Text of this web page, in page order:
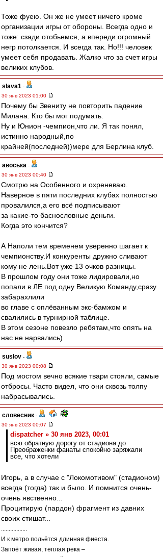
Тоже фуею. Он же не умеет ничего кроме
организации игры от обороны. Всегда одно и
тоже: сзади отобьемся, а впереди огромный
негр потолкается. И всегда так. Но!!! человек
умеет себя продавать. Жалко что за счет игры
великих клубов.
slava1 -
30 янв 2023 01:00
Почему бы Звениту не повторить падение
Милана. Кто бы мог подумать.
Ну и Юнион -чемпион,что ли. Я так понял,
истинно народный,по
крайней(последней))мере для Берлина клуб.
авоська -
30 янв 2023 00:40
Смотрю на Особенного и охреневаю.
Наверное в пяти последних клубах полностью
провалился,а его всё подписывают
за какие-то баснословные деньги.
Когда это кончится?
А Наполи тем временем уверенно шагает к
чемпионству.И конкуренты дружно сливают
кому не лень.Вот уже 13 очков разницы.
В прошлом году они тоже лидировали,но
попали в ЛЕ под одну Великую Команду,сразу
забарахлили
во главе с оплёванным экс-бамжом и
свалились в турнирной таблице.
В этом сезоне повезло ребятам,что опять на
нас не нарвались)
suslov -
30 янв 2023 00:08
Под мостом вечно всякие твари стояли, самые
отбросы. Часто видел, что они сквозь толпу
набрасывались.
словесник -
30 янв 2023 00:07
dispatcher » 30 янв 2023, 00:01
всю обратную дорогу от стадиона до
Преображенки фанаты спокойно заряжали
все, что хотели
Игорь, а в случае с "Локомотивом" (стадионом)
всегда (тогда) так и было. И помнится очень-
очень явственно...
Процитирую (пардон) фрагмент из давних
своих стишат...
.................
И к метро польётся длинная фиеста.
Запоёт живая, теплая река –